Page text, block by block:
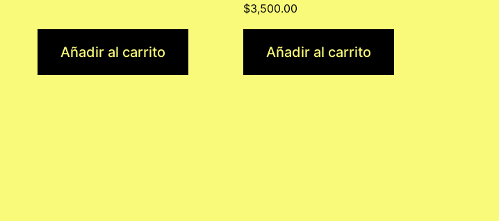
Añadir al carrito
$3,500.00
Añadir al carrito